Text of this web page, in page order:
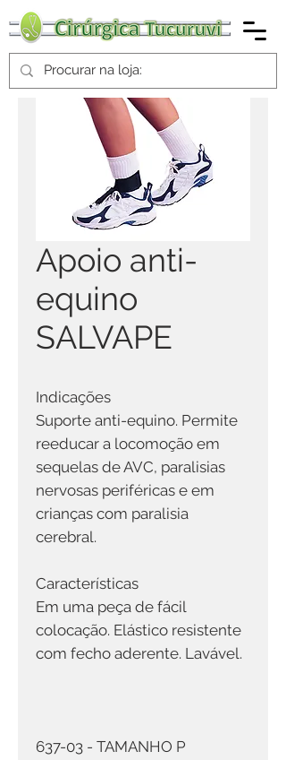
Apoio anti-
equino
SALVAPE
Indicações
Suporte anti-equino. Permite
reeducar a locomoção em
sequelas de AVC, paralisias
nervosas periféricas e em
crianças com paralisia
cerebral.
Características
Em uma peça de fácil
colocação. Elástico resistente
com fecho aderente. Lavável.
637-03 - TAMANHO P